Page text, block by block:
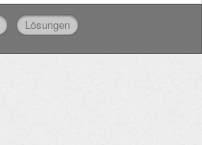
Lösungen